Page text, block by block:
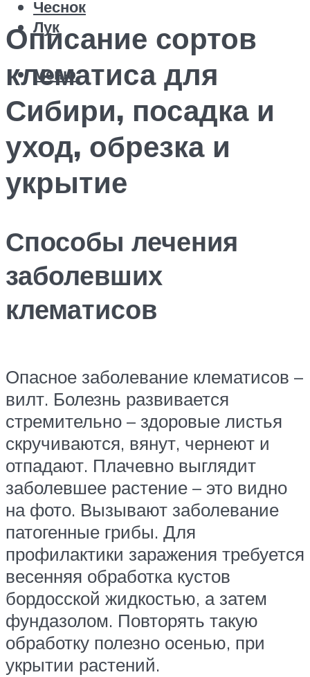
Чеснок
Лук
Меню
Описание сортов
клематиса для
Сибири, посадка и
уход, обрезка и
укрытие
Способы лечения
заболевших
клематисов
Опасное заболевание клематисов –
вилт. Болезнь развивается
стремительно – здоровые листья
скручиваются, вянут, чернеют и
отпадают. Плачевно выглядит
заболевшее растение – это видно
на фото. Вызывают заболевание
патогенные грибы. Для
профилактики заражения требуется
весенняя обработка кустов
бордосской жидкостью, а затем
фундазолом. Повторять такую
обработку полезно осенью, при
укрытии растений.